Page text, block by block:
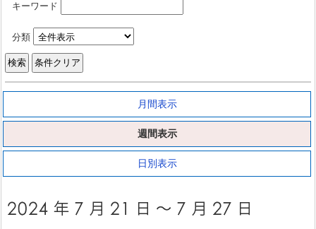
キーワード
分類
月間表示
週間表示
日別表示